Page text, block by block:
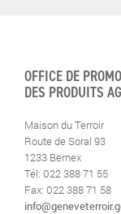
OFFICE DE
DES PRODUITS
Maison du Terroir
Route de Soral 93
1233 Bernex
Tél: 022 388 71 55
Fax: 022 388 71 58